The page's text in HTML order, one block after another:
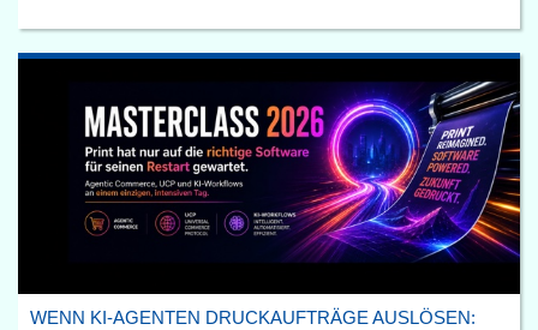
WENN KI-AGENTEN DRUCKAUFTRÄGE AUSLÖSEN: